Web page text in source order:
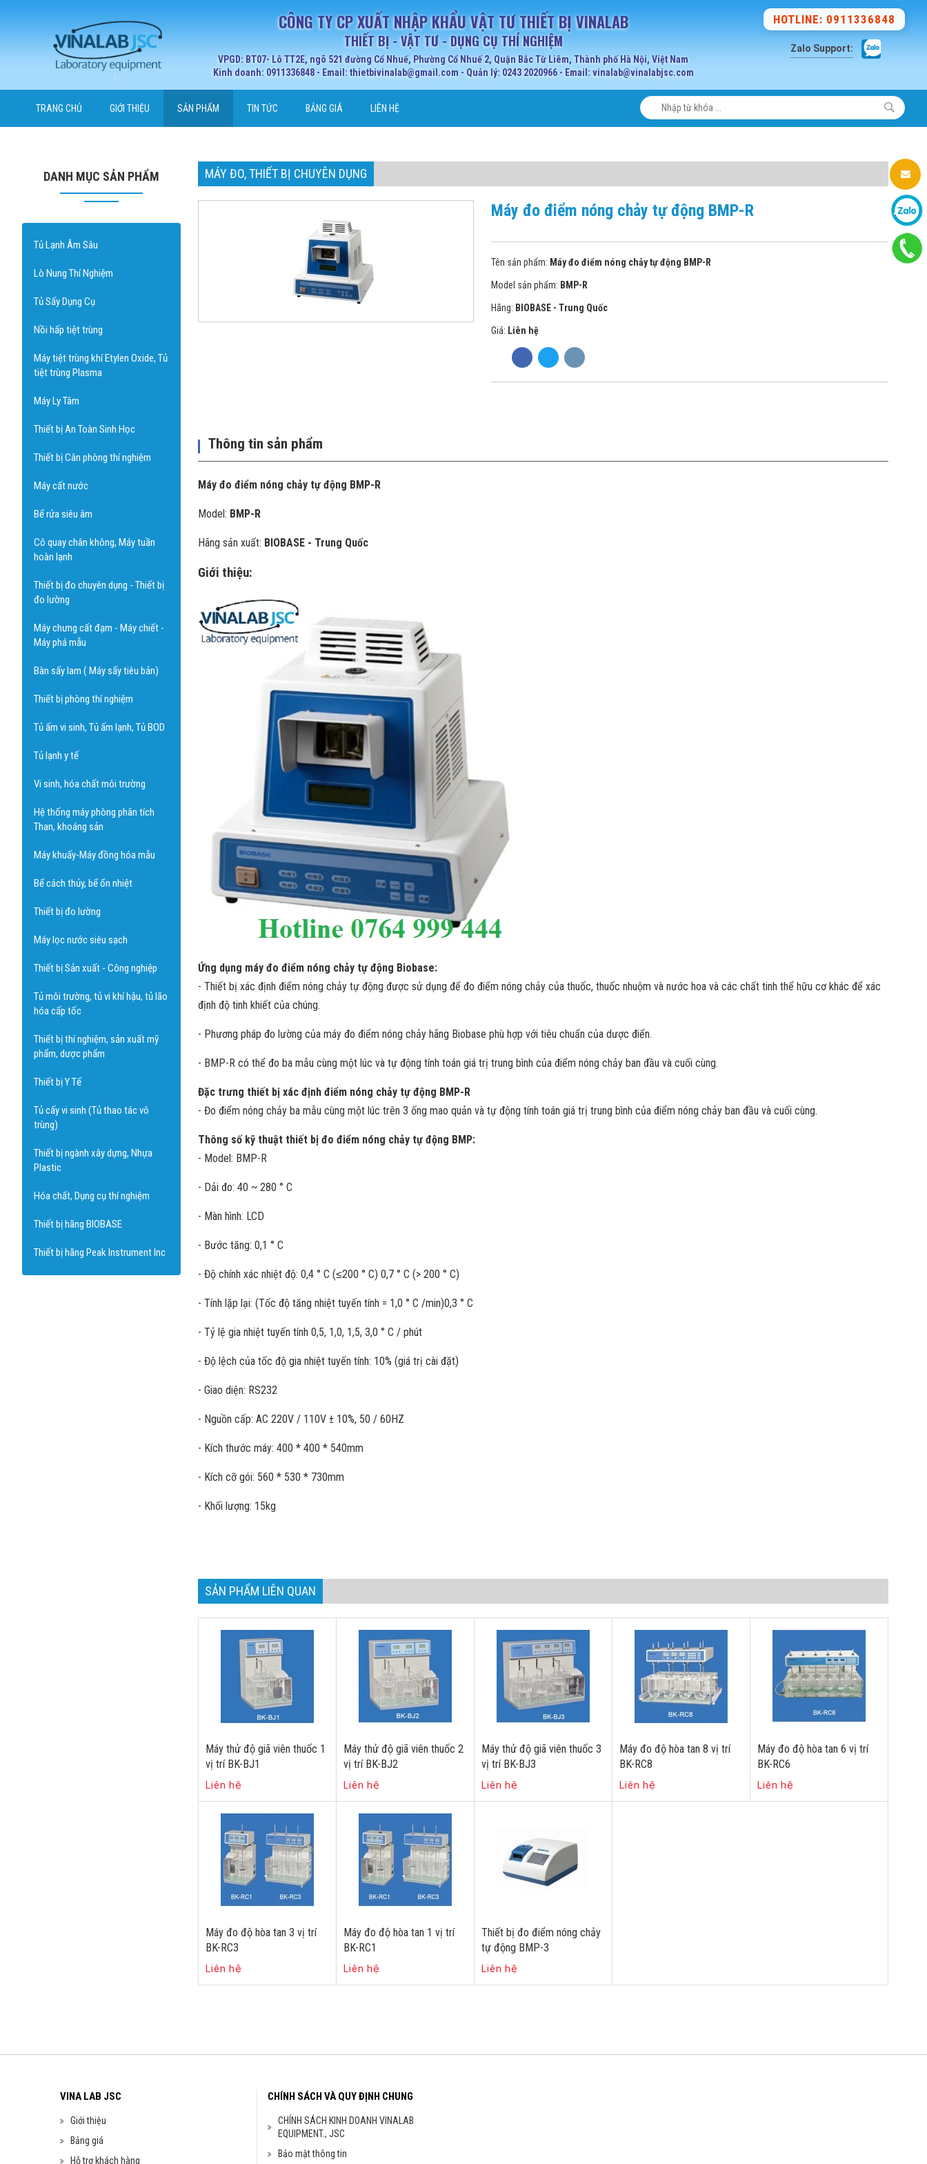
CÔNG TY CP XUẤT NHẬP KHẨU VẬT TƯ THIẾT BỊ VINALAB
THIẾT BỊ - VẬT TƯ - DỤNG CỤ THÍ NGHIỆM
VPGD: BT07- Lô TT2E, ngõ 521 đường Cổ Nhuế, Phường Cổ Nhuế 2, Quận Bắc Từ Liêm, Thành phố Hà Nội, Việt Nam
Kinh doanh: 0911336848 - Email: thietbivinalab@gmail.com - Quản lý: 0243 2020966 - Email: vinalab@vinalabjsc.com
HOTLINE: 0911336848
Zalo Support:
TRANG CHỦ GIỚI THIỆU SẢN PHẨM TIN TỨC BẢNG GIÁ LIÊN HỆ
DANH MỤC SẢN PHẨM
Tủ Lạnh Âm Sâu
Lò Nung Thí Nghiệm
Tủ Sấy Dụng Cụ
Nồi hấp tiệt trùng
Máy tiệt trùng khí Etylen Oxide, Tủ
tiệt trùng Plasma
Máy Ly Tâm
Thiết bị An Toàn Sinh Học
Thiết bị Cân phòng thí nghiệm
Máy cất nước
Bể rửa siêu âm
Cô quay chân không, Máy tuần
hoàn lạnh
Thiết bị đo chuyên dụng - Thiết bị
đo lường
Máy chưng cất đạm - Máy chiết -
Máy phá mẫu
Bàn sấy lam ( Máy sấy tiêu bản)
Thiết bị phòng thí nghiệm
Tủ ấm vi sinh, Tủ ấm lạnh, Tủ BOD
Tủ lạnh y tế
Vi sinh, hóa chất môi trường
Hệ thống máy phòng phân tích
Than, khoáng sản
Máy khuấy-Máy đồng hóa mẫu
Bể cách thủy, bể ổn nhiệt
Thiết bị đo lường
Máy lọc nước siêu sạch
Thiết bị Sản xuất - Công nghiệp
Tủ môi trường, tủ vi khí hậu, tủ lão
hóa cấp tốc
Thiết bị thí nghiệm, sản xuất mỹ
phẩm, dược phẩm
Thiết bị Y Tế
Tủ cấy vi sinh (Tủ thao tác vô
trùng)
Thiết bị ngành xây dựng, Nhựa
Plastic
Hóa chất, Dụng cụ thí nghiệm
Thiết bị hãng BIOBASE
Thiết bị hãng Peak Instrument Inc
MÁY ĐO, THIẾT BỊ CHUYÊN DỤNG
Máy đo điểm nóng chảy tự động BMP-R
Tên sản phẩm: Máy đo điểm nóng chảy tự động BMP-R
Model sản phẩm: BMP-R
Hãng: BIOBASE - Trung Quốc
Giá: Liên hệ
Thông tin sản phẩm
Máy đo điểm nóng chảy tự động BMP-R
Model: BMP-R
Hãng sản xuất: BIOBASE - Trung Quốc
Giới thiệu:
Ứng dụng máy đo điểm nóng chảy tự động Biobase:
- Thiết bị xác định điểm nóng chảy tự động được sử dụng để đo điểm nóng chảy của thuốc, thuốc nhuộm và nước hoa và các chất tinh thể hữu cơ khác để xác
định độ tinh khiết của chúng.
- Phương pháp đo lường của máy đo điểm nóng chảy hãng Biobase phù hợp với tiêu chuẩn của dược điển.
- BMP-R có thể đo ba mẫu cùng một lúc và tự động tính toán giá trị trung bình của điểm nóng chảy ban đầu và cuối cùng.
Đặc trưng thiết bị xác định điểm nóng chảy tự động BMP-R
- Đo điểm nóng chảy ba mẫu cùng một lúc trên 3 ống mao quản và tự động tính toán giá trị trung bình của điểm nóng chảy ban đầu và cuối cùng.
Thông số kỹ thuật thiết bị đo điểm nóng chảy tự động BMP:
- Model: BMP-R
- Dải đo: 40 ~ 280 ° C
- Màn hình: LCD
- Bước tăng: 0,1 ° C
- Độ chính xác nhiệt độ: 0,4 ° C (≤200 ° C) 0,7 ° C (> 200 ° C)
- Tính lặp lại: (Tốc độ tăng nhiệt tuyến tính = 1,0 ° C /min)0,3 ° C
- Tỷ lệ gia nhiệt tuyến tính 0,5, 1,0, 1,5, 3,0 ° C / phút
- Độ lệch của tốc độ gia nhiệt tuyến tính: 10% (giá trị cài đặt)
- Giao diện: RS232
- Nguồn cấp: AC 220V / 110V ± 10%, 50 / 60HZ
- Kích thước máy: 400 * 400 * 540mm
- Kích cỡ gói: 560 * 530 * 730mm
- Khối lượng: 15kg
SẢN PHẨM LIÊN QUAN
Máy thử độ giã viên thuốc 1
vị trí BK-BJ1
Liên hệ
Máy thử độ giã viên thuốc 2
vị trí BK-BJ2
Liên hệ
Máy thử độ giã viên thuốc 3
vị trí BK-BJ3
Liên hệ
Máy đo độ hòa tan 8 vị trí
BK-RC8
Liên hệ
Máy đo độ hòa tan 6 vị trí
BK-RC6
Liên hệ
Máy đo độ hòa tan 3 vị trí
BK-RC3
Liên hệ
Máy đo độ hòa tan 1 vị trí
BK-RC1
Liên hệ
Thiết bị đo điểm nóng chảy
tự động BMP-3
Liên hệ
VINA LAB JSC
Giới thiệu
Bảng giá
Hỗ trợ khách hàng
CHÍNH SÁCH VÀ QUY ĐỊNH CHUNG
CHÍNH SÁCH KINH DOANH VINALAB
EQUIPMENT., JSC
Bảo mật thông tin